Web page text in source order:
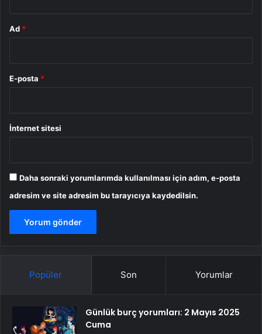
Ad *
E-posta *
İnternet sitesi
Daha sonraki yorumlarımda kullanılması için adım, e-posta
adresim ve site adresim bu tarayıcıya kaydedilsin.
Popüler Son Yorumlar
Günlük burç yorumları: 2 Mayıs 2025
Cuma